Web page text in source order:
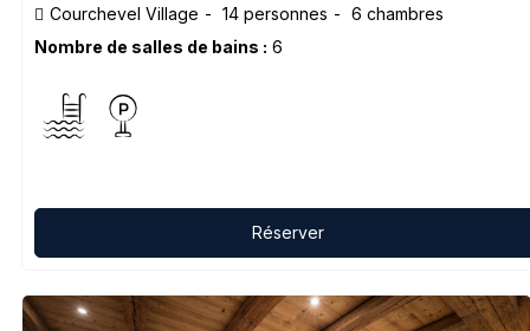
Courchevel Village 14 personnes
6 chambres
Nombre de salles de bains : 6
Réserver